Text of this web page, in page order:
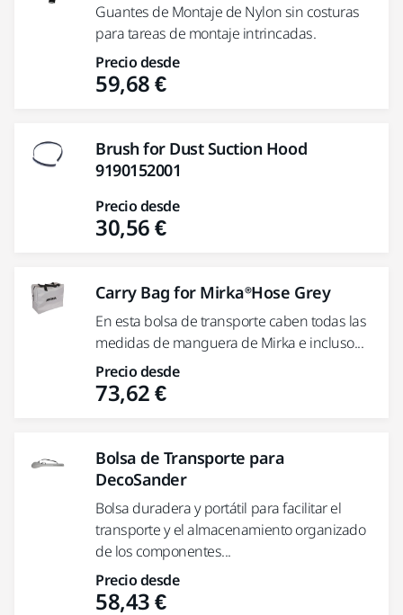
Guantes de Montaje de Nylon sin costuras
para tareas de montaje intrincadas.
Precio desde
59,68 €
Brush for Dust Suction Hood
9190152001
Precio desde
30,56 €
Carry Bag for Mirka®Hose Grey
En esta bolsa de transporte caben todas las
medidas de manguera de Mirka e incluso...
Precio desde
73,62 €
Bolsa de Transporte para
DecoSander
Bolsa duradera y portátil para facilitar el
transporte y el almacenamiento organizado
de los componentes...
Precio desde
58,43 €